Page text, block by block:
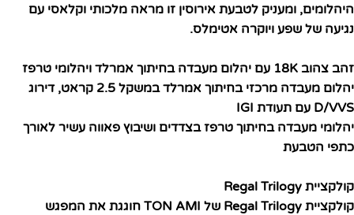
היהלומים, ומעניק לטבעת אירוסין זו מראה מלכותי וקלאסי עם
נגיעה של שפע ויוקרה אטימלס.
זהב צהוב 18K עם יהלום מעבדה בחיתוך אמרלד ויהלומי טרפז
יהלום מעבדה מרכזי בחיתוך אמרלד במשקל 2.5 קראט, דירוג
D/VVS עם תעודת IGI
יהלומי מעבדה בחיתוך טרפז בצדדים ושיבוץ פאווה עשיר לאורך
כתפי הטבעת
קולקציית Regal Trilogy
קולקציית Regal Trilogy של TON AMI חוגגת את המפגש